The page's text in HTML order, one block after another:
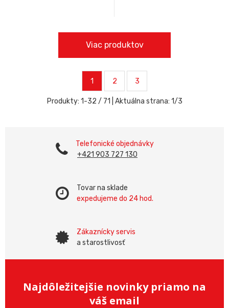
Viac produktov
1 2 3
Produkty: 1-32 / 71 | Aktuálna strana: 1/3
Telefonické objednávky
+421 903 727 130
Tovar na sklade
expedujeme do 24 hod.
Zákaznícky servis
a starostlivosť
Najdôležitejšie novinky priamo na
váš email